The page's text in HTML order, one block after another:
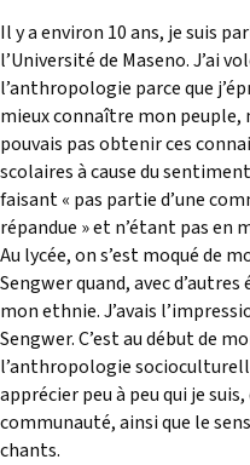
Il y a environ 10 ans, je suis
l’Université de Maseno. J’ai
l’anthropologie parce que
mieux connaître mon peuple,
pouvais pas obtenir ces
scolaires à cause du
faisant « pas partie d’une
répandue » et n’étant pas en
Au lycée, on s’est moqué de
Sengwer quand, avec
mon ethnie. J’avais
Sengwer. C’est au début de
l’anthropologie
apprécier peu à peu qui je
communauté, ainsi que le
chants.